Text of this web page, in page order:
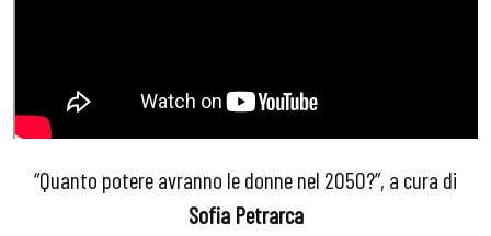
“Quanto potere avranno le donne nel 2050?”, a cura di
Sofia Petrarca